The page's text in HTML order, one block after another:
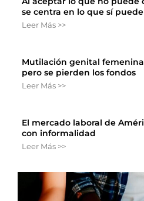
se centra en lo que sí puede
Leer Más >>
Mutilación genital
pero se pierden los fondos
Leer Más >>
El mercado laboral de
con informalidad
Leer Más >>